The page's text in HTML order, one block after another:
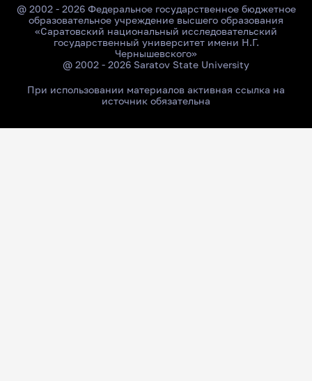
@ 2002 - 2026 Федеральное государственное бюджетное
образовательное учреждение высшего образования
«Саратовский национальный исследовательский
государственный университет имени Н.Г.
Чернышевского»
@ 2002 - 2026 Saratov State University
При использовании материалов активная ссылка на
источник обязательна